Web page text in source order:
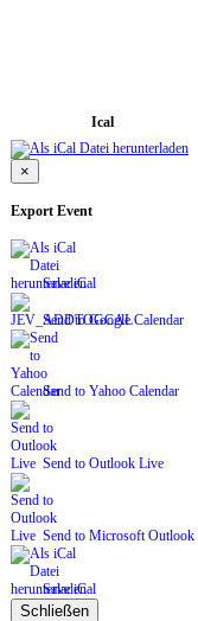
Ical
×
Export Event
Save iCal
Send to Google Calendar
Send to Yahoo Calendar
Send to Outlook Live
Send to Microsoft Outlook
Save iCal
Schließen